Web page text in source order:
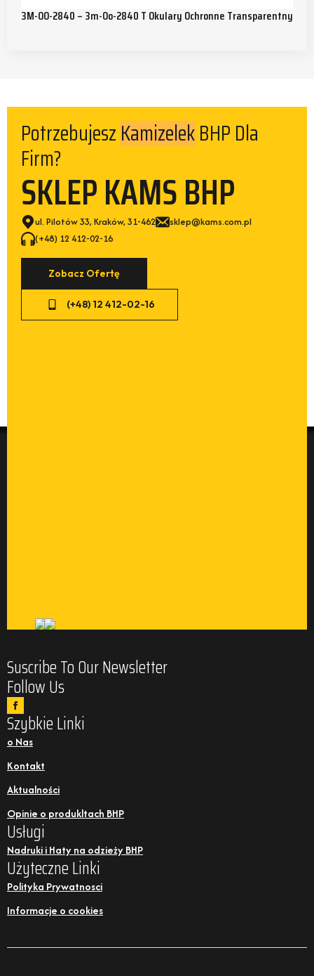
3M-OO-2840 – 3m-Oo-2840 T Okulary Ochronne Transparentny
PotrzebujeszKamizelekBHP Dla
Firm?
SKLEP KAMS BHP
ul. Pilotów 33, Kraków, 31-462
sklep@kams.com.pl
(+48) 12 412-02-16
Zobacz Ofertę
(+48) 12 412-02-16
Suscribe To Our Newsletter
Follow Us
Szybkie Linki
o Nas
Kontakt
Aktualności
Opinie o produkltach BHP
Usługi
Nadruki i Haty na odzieży BHP
Użyteczne Linki
Polityka Prywatnosci
Informacje o cookies